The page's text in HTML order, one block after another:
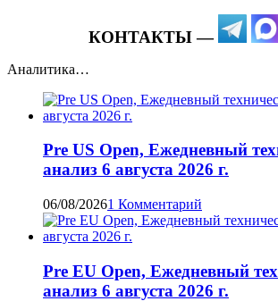
КОНТАКТЫ —
Аналитика…
Pre US Open, Ежедневный
анализ 6 августа 2026 г.
06/08/20261 Комментарий
Pre EU Open, Ежедневный
анализ 6 августа 2026 г.